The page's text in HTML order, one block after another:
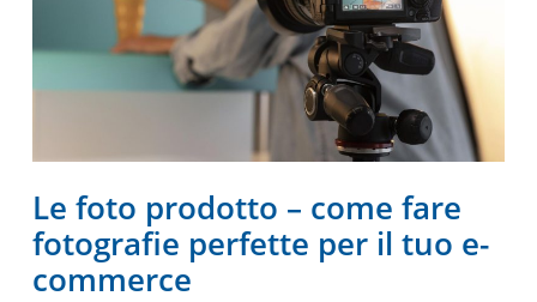
Le foto prodotto – come fare
fotografie perfette per il tuo e-
commerce